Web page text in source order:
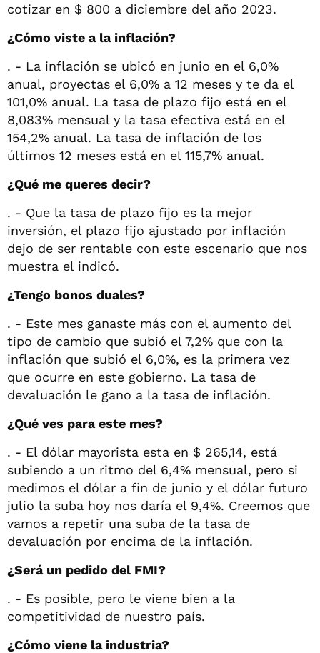
cotizar en $ 800 a diciembre del año 2023.
¿Cómo viste a la inflación?
. - La inflación se ubicó en junio en el 6,0%
anual, proyectas el 6,0% a 12 meses y te da el
101,0% anual. La tasa de plazo fijo está en el
8,083% mensual y la tasa efectiva está en el
154,2% anual. La tasa de inflación de los
últimos 12 meses está en el 115,7% anual.
¿Qué me queres decir?
. - Que la tasa de plazo fijo es la mejor
inversión, el plazo fijo ajustado por inflación
dejo de ser rentable con este escenario que nos
muestra el indicó.
¿Tengo bonos duales?
. - Este mes ganaste más con el aumento del
tipo de cambio que subió el 7,2% que con la
inflación que subió el 6,0%, es la primera vez
que ocurre en este gobierno. La tasa de
devaluación le gano a la tasa de inflación.
¿Qué ves para este mes?
. - El dólar mayorista esta en $ 265,14, está
subiendo a un ritmo del 6,4% mensual, pero si
medimos el dólar a fin de junio y el dólar futuro
julio la suba hoy nos daría el 9,4%. Creemos que
vamos a repetir una suba de la tasa de
devaluación por encima de la inflación.
¿Será un pedido del FMI?
. - Es posible, pero le viene bien a la
competitividad de nuestro país.
¿Cómo viene la industria?